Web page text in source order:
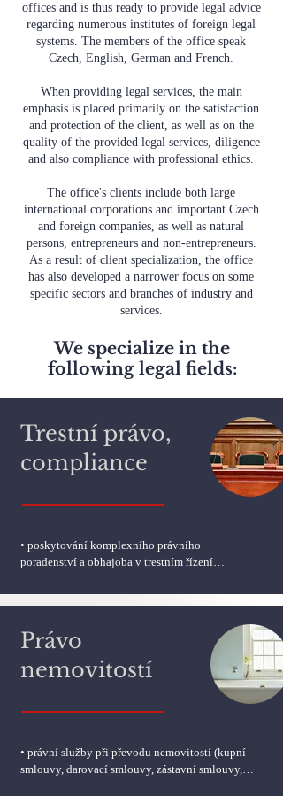
offices and is thus ready to provide legal advice
regarding numerous institutes of foreign legal
systems. The members of the office speak
Czech, English, German and French.
When providing legal services, the main
emphasis is placed primarily on the satisfaction
and protection of the client, as well as on the
quality of the provided legal services, diligence
and also compliance with professional ethics.
The office's clients include both large
international corporations and important Czech
and foreign companies, as well as natural
persons, entrepreneurs and non-entrepreneurs.
As a result of client specialization, the office
has also developed a narrower focus on some
specific sectors and branches of industry and
services.
We specialize in the
following legal fields:
Trestní právo,
compliance
• poskytování komplexního právního
poradenství a obhajoba v trestním řízení
• zastupování poškozených v adhezním řízení
Právo
nemovitostí
• právní služby při převodu nemovitostí (kupní
smlouvy, darovací smlouvy, zástavní smlouvy,